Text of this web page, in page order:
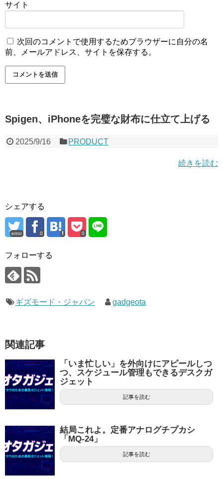
サイト
次回のコメントで使用するためブラウザーに自分の名
前、メールアドレス、サイトを保存する。
Spigen、iPhoneを完璧な財布に仕立て上げる
2025/9/16 PRODUCT
続きを読む
シェアする
error 0 0
フォローする
ギズモード・ジャパン gadgeota
関連記事
「いま忙しい」を外向けにアピールしつ
つ、スケジュール管理もできるデスクガ
ジェット
記事を読む
結局これよ。定番アナログチプカシ
「MQ-24」
記事を読む